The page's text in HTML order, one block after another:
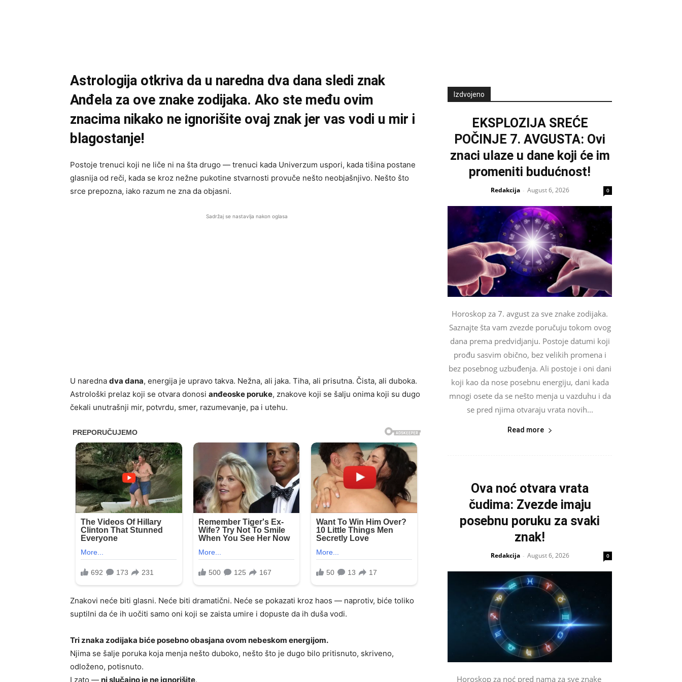
Astrologija otkriva da u naredna dva dana sledi znak
Anđela za ove znake zodijaka. Ako ste među ovim
znacima nikako ne ignorišite ovaj znak jer vas vodi u mir i
blagostanje!
Postoje trenuci koji ne liče ni na šta drugo — trenuci kada Univerzum uspori, kada tišina postane
glasnija od reči, kada se kroz nežne pukotine stvarnosti provuče nešto neobjašnjivo. Nešto što
srce prepozna, iako razum ne zna da objasni.
Sadržaj se nastavlja nakon oglasa
U naredna dva dana, energija je upravo takva. Nežna, ali jaka. Tiha, ali prisutna. Čista, ali duboka.
Astrološki prelaz koji se otvara donosi anđeoske poruke, znakove koji se šalju onima koji su dugo
čekali unutrašnji mir, potvrdu, smer, razumevanje, pa i utehu.
Znakovi neće biti glasni. Neće biti dramatični. Neće se pokazati kroz haos — naprotiv, biće toliko
suptilni da će ih uočiti samo oni koji se zaista umire i dopuste da ih duša vodi.
Tri znaka zodijaka biće posebno obasjana ovom nebeskom energijom.
Njima se šalje poruka koja menja nešto duboko, nešto što je dugo bilo pritisnuto, skriveno,
odloženo, potisnuto.
I zato — ni slučajno je ne ignorišite.
Izdvojeno
EKSPLOZIJA SREĆE
POČINJE 7. AVGUSTA: Ovi
znaci ulaze u dane koji će im
promeniti budućnost!
Redakcija - August 6, 2026 0
Horoskop za 7. avgust za sve znake zodijaka.
Saznajte šta vam zvezde poručuju tokom ovog
dana prema predvidjanju. Postoje datumi koji
prođu sasvim obično, bez velikih promena i
bez posebnog uzbuđenja. Ali postoje i oni dani
koji kao da nose posebnu energiju, dani kada
mnogi osete da se nešto menja u vazduhu i da
se pred njima otvaraju vrata novih...
Read more
Ova noć otvara vrata
čudima: Zvezde imaju
posebnu poruku za svaki
znak!
Redakcija - August 6, 2026 0
Horoskop za noć pred nama za sve znake